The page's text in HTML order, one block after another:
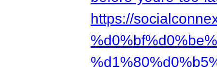
https://